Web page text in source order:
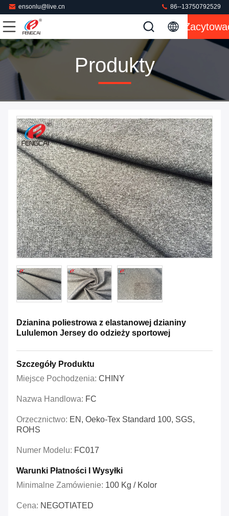
ensonlu@live.cn 86--13750792529
Produkty
Dzianina poliestrowa z elastanowej dzianiny
Lululemon Jersey do odzieży sportowej
Szczegóły Produktu
Miejsce Pochodzenia: CHINY
Nazwa Handlowa: FC
Orzecznictwo: EN, Oeko-Tex Standard 100, SGS,
ROHS
Numer Modelu: FC017
Warunki Płatności I Wysyłki
Minimalne Zamówienie: 100 Kg / Kolor
Cena: NEGOTIATED